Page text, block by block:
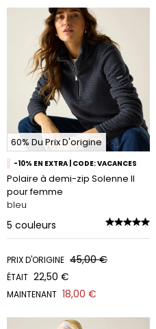
60% Du Prix D'origine
-10% EN EXTRA | CODE: VACANCES
Polaire à demi-zip Solenne II
pour femme
bleu
5 couleurs
PRIX D'ORIGINE 45,00 €
ÉTAIT 22,50 €
MAINTENANT 18,00 €